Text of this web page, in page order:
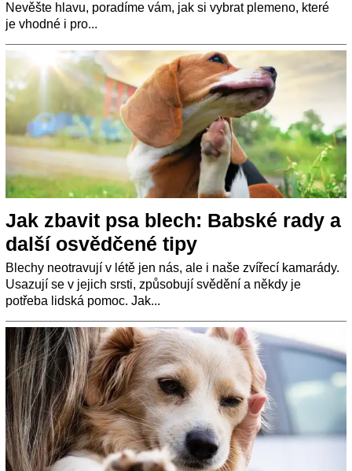
Nevěšte hlavu, poradíme vám, jak si vybrat plemeno, které
je vhodné i pro...
Jak zbavit psa blech: Babské rady a
další osvědčené tipy
Blechy neotravují v létě jen nás, ale i naše zvířecí kamarády.
Usazují se v jejich srsti, způsobují svědění a někdy je
potřeba lidská pomoc. Jak...